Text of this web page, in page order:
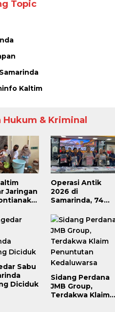
Topic
Kaltim
& Kriminal
Jaringan
dari
Operasi Antik
2026 di
Samarinda, 74
Pemakai Berhasil
Diciduk
Sabu
Diciduk
Sidang Perdana
JMB Group,
Terdakwa Klaim